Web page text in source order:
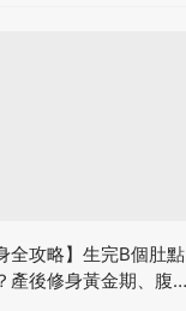
全攻略】生完B個肚點
產後修身黃金期、腹直